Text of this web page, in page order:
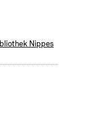
Nippes